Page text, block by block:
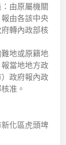
由原屬機關
由各該中央
轉內政部核
地或原籍地
當地地方政
政府報內政
准。
化區虎頭埤